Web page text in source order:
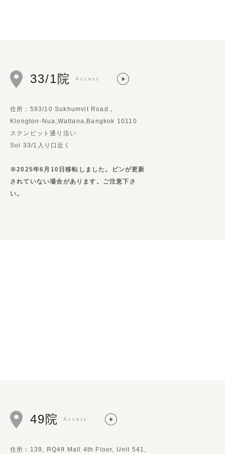
33/1院 Access
住所：593/10 Sukhumvit Road.,
Klongton-Nua,Wattana,Bangkok 10110
スクンビット通り沿い
Soi 33/1入り口近く
※2025年6月10日移転しました。ピンが更新
されていない場合があります。ご注意下さ
い。
49院 Access
住所：139, RQ49 Mall 4th Floor, Unit 541,